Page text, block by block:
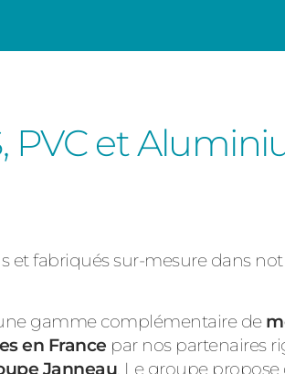
PVC et
et fabriqués sur-mesure dans
gamme complémentaire de
en France par nos partenaires
Janneau . Le groupe